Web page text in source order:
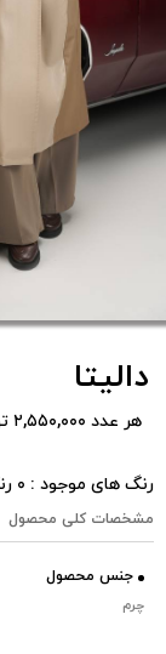
دالیتا
هر عدد ۲,۵۵۰,۰۰۰ تومان
رنگ های موجود : ۰ رنگ
مشخصات کلی محصول
جنس محصول
چرم